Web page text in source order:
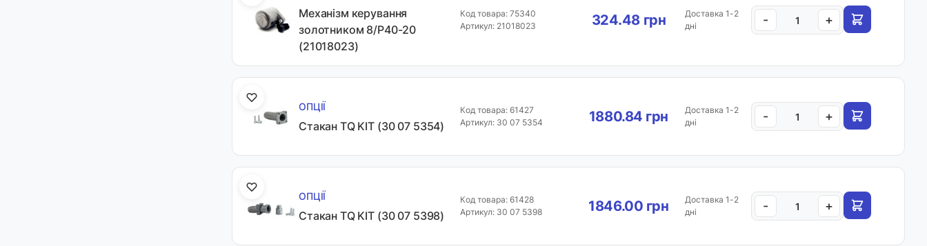
Механізм керування
золотником 8/P40-20
(21018023)
Код товара: 75340
Артикул: 21018023
324.48 грн
Доставка 1-2
дні
- +
ОПЦІЇ
Стакан TQ KIT (30 07 5354)
Код товара: 61427
Артикул: 30 07 5354
1880.84 грн
Доставка 1-2
дні
- +
ОПЦІЇ
Стакан TQ KIT (30 07 5398)
Код товара: 61428
Артикул: 30 07 5398
1846.00 грн
Доставка 1-2
дні
- +